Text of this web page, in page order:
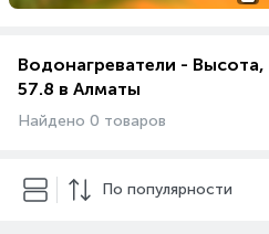
Водонагреватели -
57.8 в Алматы
Найдено 0 товаров
По популярности